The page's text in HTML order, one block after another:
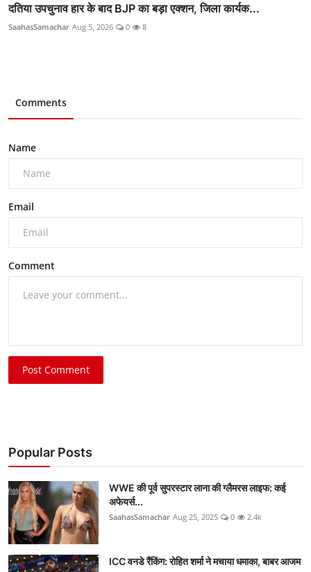
दतिया उपचुनाव हार के बाद BJP का बड़ा एक्शन, जिला कार्यक...
SaahasSamachar Aug 5, 2026 0 8
Comments
Name
Email
Comment
Post Comment
Popular Posts
WWE की पूर्व सुपरस्टार लाना की ग्लैमरस लाइफ: कई
अफेयर्स...
SaahasSamachar Aug 25, 2025 0 2.4k
ICC वनडे रैंकिंग: रोहित शर्मा ने मचाया धमाका, बाबर आजम